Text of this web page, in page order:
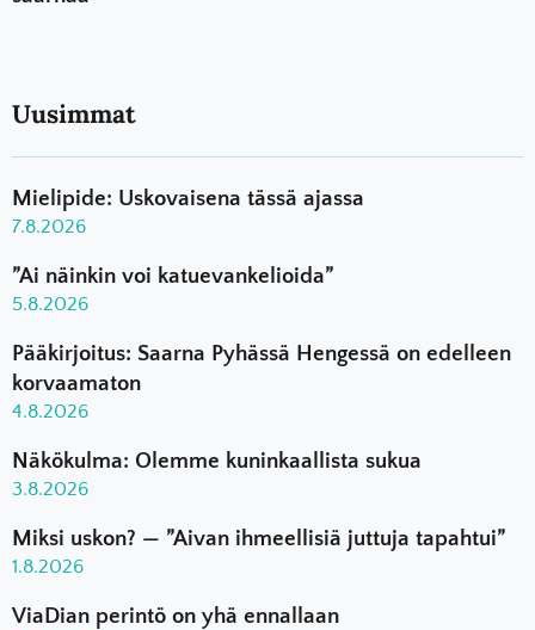
Uusimmat
Mielipide: Uskovaisena tässä ajassa
7.8.2026
”Ai näinkin voi katuevankelioida”
5.8.2026
Pääkirjoitus: Saarna Pyhässä Hengessä on edelleen
korvaamaton
4.8.2026
Näkökulma: Olemme kuninkaallista sukua
3.8.2026
Miksi uskon? — ”Aivan ihmeellisiä juttuja tapahtui”
1.8.2026
ViaDian perintö on yhä ennallaan